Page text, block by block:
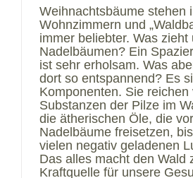
Weihnachtsbäume stehen
Wohnzimmern und
immer beliebter. Was zieht
Nadelbäumen? Ein
ist sehr erholsam. Was
dort so entspannend? Es
Komponenten. Sie reichen
Substanzen der Pilze im
die ätherischen Öle, die
Nadelbäume freisetzen,
vielen negativ geladenen
Das alles macht den Wald
Kraftquelle für unsere